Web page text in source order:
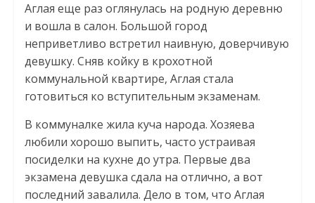
Аглая еще раз оглянулась на родную деревню
и вошла в салон. Большой город
неприветливо встретил наивную, доверчивую
девушку. Сняв койку в крохотной
коммунальной квартире, Аглая стала
готовиться ко вступительным экзаменам.
В коммуналке жила куча народа. Хозяева
любили хорошо выпить, часто устраивая
посиделки на кухне до утра. Первые два
экзамена девушка сдала на отлично, а вот
последний завалила. Дело в том, что Аглая